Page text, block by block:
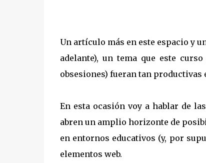
Un artículo más en este espacio y
adelante), un tema que este
obsesiones) fueran tan productivas
En esta ocasión voy a hablar de las
abren un amplio horizonte de
en entornos educativos (y, por
elementos web.